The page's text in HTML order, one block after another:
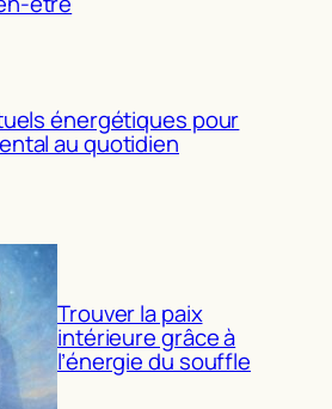
énergétiques pour
au quotidien
Trouver la paix
intérieure grâce à
l’énergie du souffle